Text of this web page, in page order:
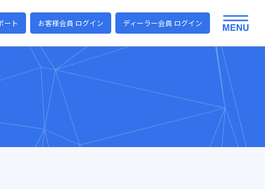
ート お客様会員 ログイン ディーラー会員 ログイン